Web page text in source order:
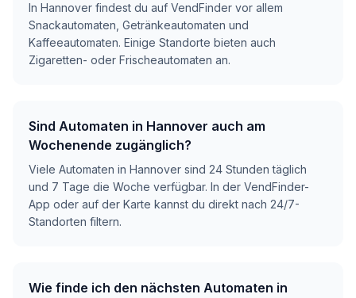
In Hannover findest du auf VendFinder vor allem
Snackautomaten, Getränkeautomaten und
Kaffeeautomaten. Einige Standorte bieten auch
Zigaretten- oder Frischeautomaten an.
Sind Automaten in Hannover auch am
Wochenende zugänglich?
Viele Automaten in Hannover sind 24 Stunden täglich
und 7 Tage die Woche verfügbar. In der VendFinder-
App oder auf der Karte kannst du direkt nach 24/7-
Standorten filtern.
Wie finde ich den nächsten Automaten in